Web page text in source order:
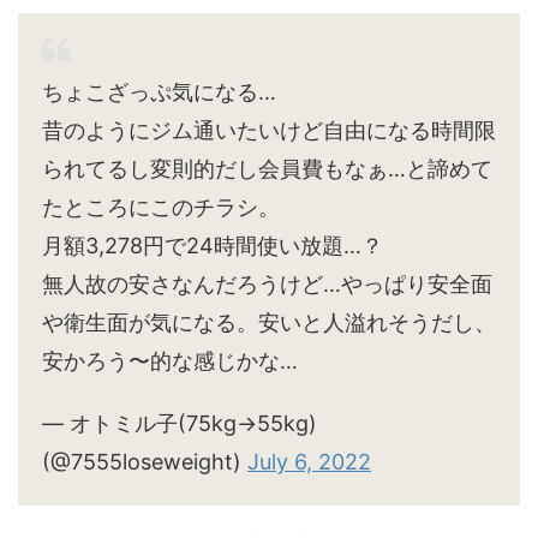
ちょこざっぷ気になる…
昔のようにジム通いたいけど自由になる時間限
られてるし変則的だし会員費もなぁ…と諦めて
たところにこのチラシ。
月額3,278円で24時間使い放題…？
無人故の安さなんだろうけど…やっぱり安全面
や衛生面が気になる。安いと人溢れそうだし、
安かろう〜的な感じかな…
— オトミル子(75kg→55kg)
(@7555loseweight) July 6, 2022